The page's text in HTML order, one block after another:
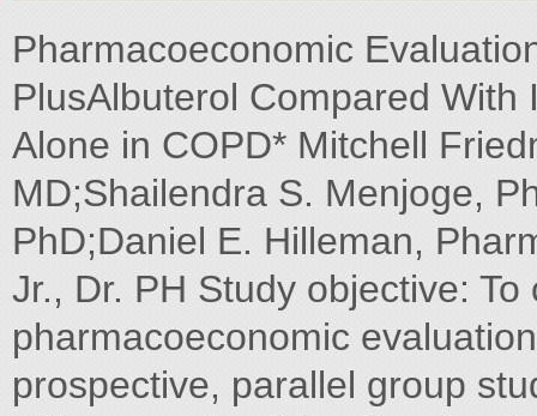
Pharmacoeconomic
PlusAlbuterol Compared
Alone in COPD* Mitchell
MD;Shailendra S. Menjoge,
PhD;Daniel E. Hilleman,
Jr., Dr. PH Study objective:
pharmacoeconomic
prospective, parallel group